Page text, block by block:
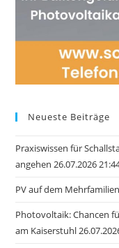
Neueste Beiträge
Praxiswissen für
angehen 26.07.2026
PV auf dem
Photovoltaik: Chancen
am Kaiserstuhl